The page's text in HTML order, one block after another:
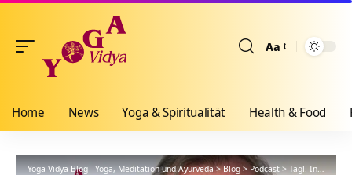
Aa
Home News Yoga & Spiritualität Health & Food
Yoga Vidya Blog - Yoga, Meditation und Ayurveda>Blog>Podcast>Tägl. Inspiration